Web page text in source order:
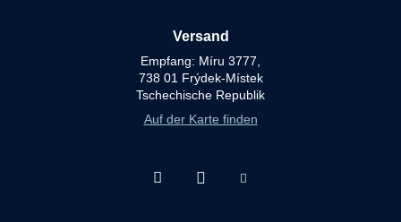
Versand
Empfang: Míru 3777,
738 01 Frýdek-Místek
Tschechische Republik
Auf der Karte finden